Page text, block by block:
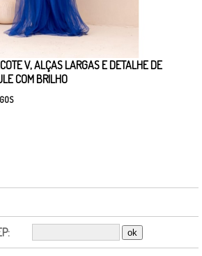
V, ALÇAS LARGAS E DETALHE DE
COM BRILHO